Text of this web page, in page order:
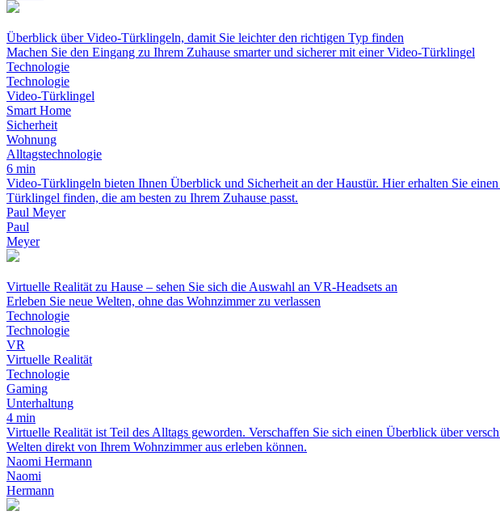
Überblick über Video-Türklingeln, damit Sie leichter den richtigen Typ finden
Machen Sie den Eingang zu Ihrem Zuhause smarter und sicherer mit einer Video-Türklingel
Technologie
Technologie
Video-Türklingel
Smart Home
Sicherheit
Wohnung
Alltagstechnologie
6 min
Video-Türklingeln bieten Ihnen Überblick und Sicherheit an der Haustür. Hier erhalten Sie
Türklingel finden, die am besten zu Ihrem Zuhause passt.
Paul Meyer
Paul
Meyer
Virtuelle Realität zu Hause – sehen Sie sich die Auswahl an VR-Headsets an
Erleben Sie neue Welten, ohne das Wohnzimmer zu verlassen
Technologie
Technologie
VR
Virtuelle Realität
Technologie
Gaming
Unterhaltung
4 min
Virtuelle Realität ist Teil des Alltags geworden. Verschaffen Sie sich einen Überblick über
Welten direkt von Ihrem Wohnzimmer aus erleben können.
Naomi Hermann
Naomi
Hermann